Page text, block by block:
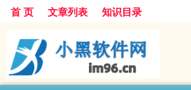
首 页 文章列表 知识目录